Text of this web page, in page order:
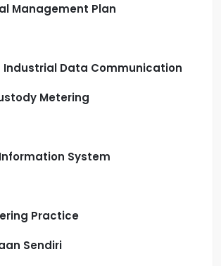
Management Plan
Industrial Data Communication
Metering
System
Practice
Sendiri